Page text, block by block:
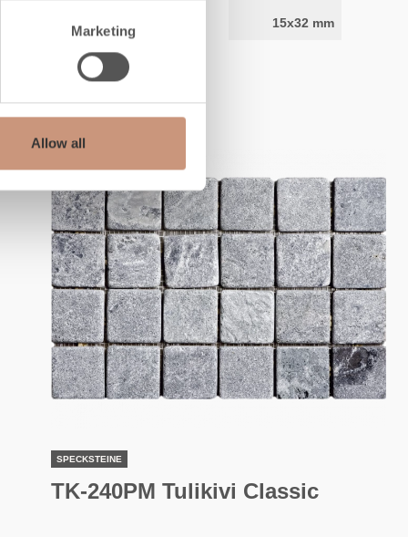
Marketing
Allow all
Steingröße
15x32 mm
SPECKSTEINE
TK-240PM Tulikivi Classic